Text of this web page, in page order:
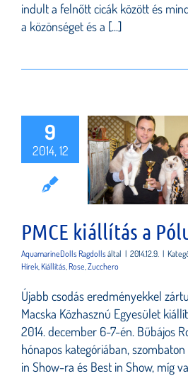
indult a felnőtt cicák között és
a közönséget és a [...]
9
2014, 12
kiállítás a
PMCE kiállítás a
AquamarineDolls Ragdollsáltal | 2014.12.9. |
Hírek,Kiállítás,Rose,Zucchero
Újabb csodás eredményekkel
Macska Közhasznú Egyesület
2014. december 6-7-én. Bűbájos
hónapos kategóriában, szombaton
in Show-ra és Best in Show, míg